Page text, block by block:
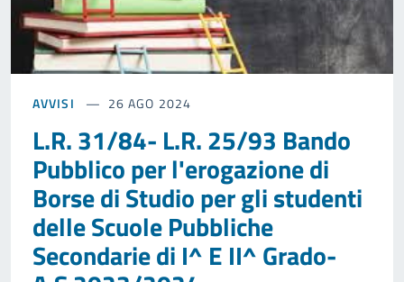
AVVISI 26 AGO 2024
L.R. 31/84- L.R. 25/93 Bando
Pubblico per l'erogazione di
Borse di Studio per gli studenti
delle Scuole Pubbliche
Secondarie di I^ E II^ Grado-